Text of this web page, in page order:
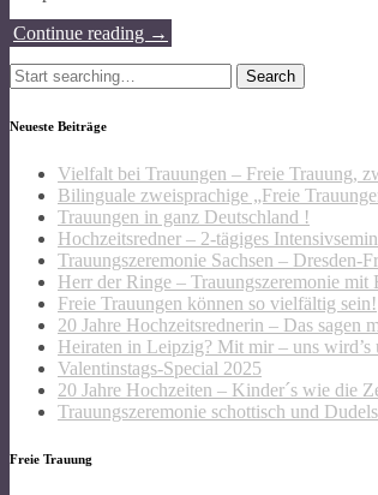
Continue reading →
Search
for:
Neueste Beiträge
Vielfalt bei Trauungen – Freie Trauung,
Bilinguale zweisprachige „Freie
Trauungen in ganz Deutschland !
Hochzeitsredner – 2-tägiges
Trauungszeremonie Sachsen – Dresden-
Herr der Ringe – Trauungszeremonie
Freie Trauungen können so vielfältig sein!
20 Jahre Hochzeitsrednerin – Das sagen
Heiraten in Leipzig? Mit mir – uns wird’s
Valentinstags-Special 2025
20 Jahre Hochzeiten – Kinder´s wie die
Trauungszeremonie schottisch und
Freie Trauung